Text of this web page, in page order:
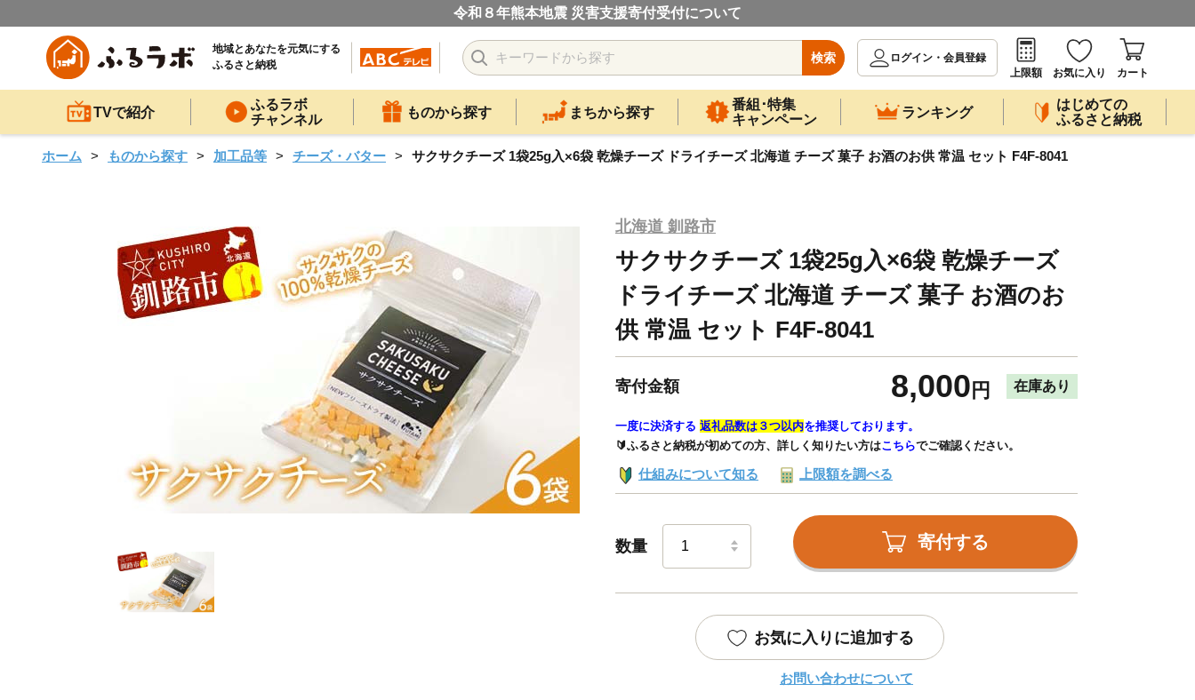
令和８年熊本地震 災害支援寄付受付について
地域とあなたを元気にする
ふるさと納税
検索
ログイン・会員登録
上限額
お気に入り カート
TVで紹介
ふるラボ
チャンネル
ものから探す まちから探す
番組･特集
キャンペーン
ランキング
はじめての
ふるさと納税
ホーム ものから探す 加工品等 チーズ・バター サクサクチーズ 1袋25g入×6袋 乾燥チーズ ドライチーズ 北海道 チーズ 菓子 お酒のお供 常温 セット F4F-8041
北海道 釧路市
サクサクチーズ 1袋25g入×6袋 乾燥チーズ
ドライチーズ 北海道 チーズ 菓子 お酒のお
供 常温 セット F4F-8041
寄付金額 8,000 円 在庫あり
一度に決済する 返礼品数は３つ以内を推奨しております。
🔰ふるさと納税が初めての方、詳しく知りたい方はこちらでご確認ください。
仕組みについて知る 上限額を調べる
数量 寄付する
お気に入りに追加する
お問い合わせについて